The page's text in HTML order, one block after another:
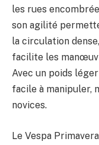
les rues
son agilité
la circulation
facilite les
Avec un poids
facile à manipuler,
novices.
Le Vespa